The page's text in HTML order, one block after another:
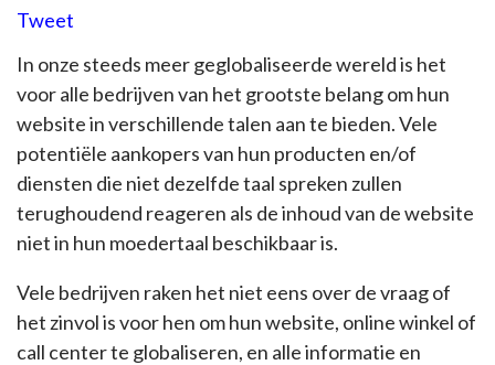
Tweet
In onze steeds meer geglobaliseerde wereld is het
voor alle bedrijven van het grootste belang om hun
website in verschillende talen aan te bieden. Vele
potentiële aankopers van hun producten en/of
diensten die niet dezelfde taal spreken zullen
terughoudend reageren als de inhoud van de website
niet in hun moedertaal beschikbaar is.
Vele bedrijven raken het niet eens over de vraag of
het zinvol is voor hen om hun website, online winkel of
call center te globaliseren, en alle informatie en